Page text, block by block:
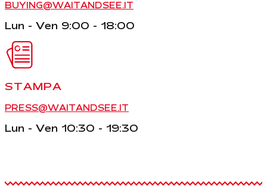
BUYING@WAITANDSEE.IT
Lun - Ven 9:00 - 18:00
STAMPA
PRESS@WAITANDSEE.IT
Lun - Ven 10:30 - 19:30